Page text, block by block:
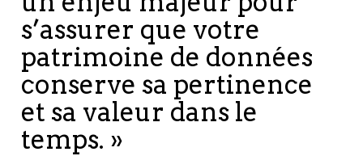
s’assurer que votre
patrimoine de données
conserve sa pertinence
et sa valeur dans le
temps. »